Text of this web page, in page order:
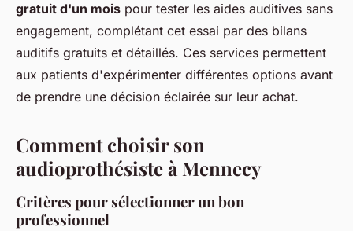
gratuit d'un mois pour tester les aides auditives sans
engagement, complétant cet essai par des bilans
auditifs gratuits et détaillés. Ces services permettent
aux patients d'expérimenter différentes options avant
de prendre une décision éclairée sur leur achat.
Comment choisir son
audioprothésiste à Mennecy
Critères pour sélectionner un bon
professionnel